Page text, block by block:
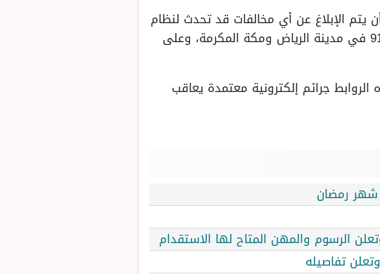
الإبلاغ عن أي مخالفات قد تحدث لنظام
الإقامة وأمن الحدود ويتم الإبلاغ عن مثل هذه المخالفات عبر الأرقام المخصصة: 911 في مدينة الرياض ومكة المكرمة، وعلى
جرائم إلكترونية معتمدة يعاقب
شهر رمضان
الرسوم والمهن المتاح لها الاستقدام
تفاصيله